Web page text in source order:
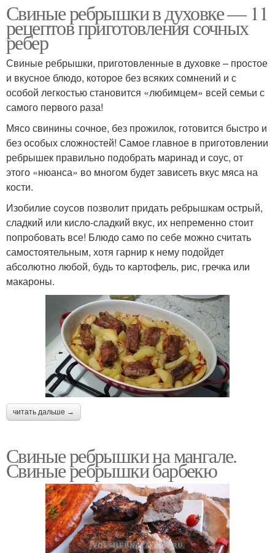
Свиные ребрышки в духовке — 11
рецептов приготовления сочных
ребер
Свиные ребрышки, приготовленные в духовке – простое
и вкусное блюдо, которое без всяких сомнений и с
особой легкостью становится «любимцем» всей семьи с
самого первого раза!
Мясо свинины сочное, без прожилок, готовится быстро и
без особых сложностей! Самое главное в приготовлении
ребрышек правильно подобрать маринад и соус, от
этого «нюанса» во многом будет зависеть вкус мяса на
кости.
Изобилие соусов позволит придать ребрышкам острый,
сладкий или кисло-сладкий вкус, их непременно стоит
попробовать все! Блюдо само по себе можно считать
самостоятельным, хотя гарнир к нему подойдет
абсолютно любой, будь то картофель, рис, гречка или
макароны.
читать дальше →
Свиные ребрышки на мангале.
Свиные ребрышки барбекю